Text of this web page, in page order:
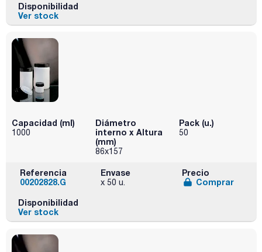
Disponibilidad
Ver stock
Capacidad (ml)
1000
Diámetro
interno x Altura
(mm)
86x157
Pack (u.)
50
Referencia
00202828.G
Envase
x 50 u.
Precio
Comprar
Disponibilidad
Ver stock